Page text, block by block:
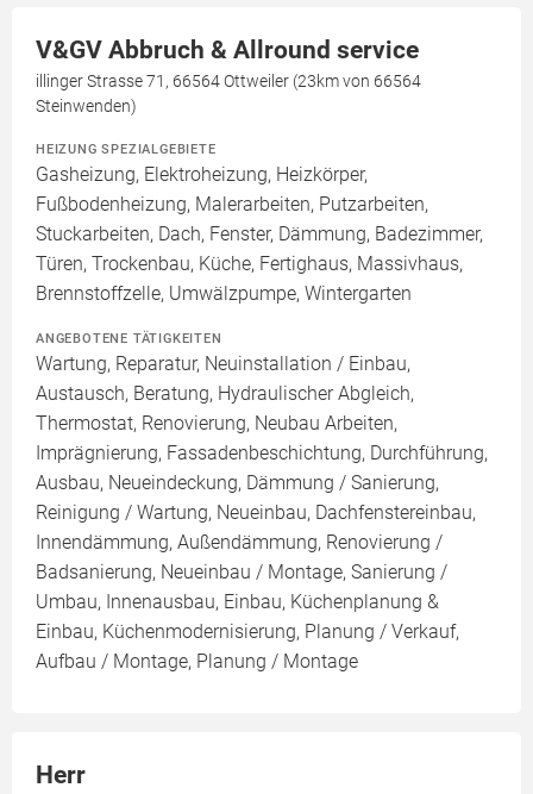
V&GV Abbruch & Allround service
illinger Strasse 71, 66564 Ottweiler (23km von 66564
Steinwenden)
HEIZUNG SPEZIALGEBIETE
Gasheizung, Elektroheizung, Heizkörper,
Fußbodenheizung, Malerarbeiten, Putzarbeiten,
Stuckarbeiten, Dach, Fenster, Dämmung, Badezimmer,
Türen, Trockenbau, Küche, Fertighaus, Massivhaus,
Brennstoffzelle, Umwälzpumpe, Wintergarten
ANGEBOTENE TÄTIGKEITEN
Wartung, Reparatur, Neuinstallation / Einbau,
Austausch, Beratung, Hydraulischer Abgleich,
Thermostat, Renovierung, Neubau Arbeiten,
Imprägnierung, Fassadenbeschichtung, Durchführung,
Ausbau, Neueindeckung, Dämmung / Sanierung,
Reinigung / Wartung, Neueinbau, Dachfenstereinbau,
Innendämmung, Außendämmung, Renovierung /
Badsanierung, Neueinbau / Montage, Sanierung /
Umbau, Innenausbau, Einbau, Küchenplanung &
Einbau, Küchenmodernisierung, Planung / Verkauf,
Aufbau / Montage, Planung / Montage
Herr